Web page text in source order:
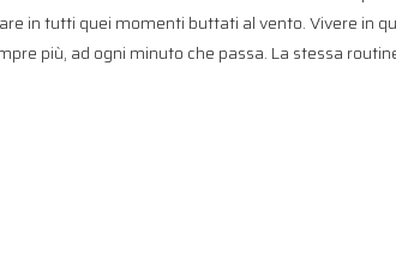
in tutti quei momenti buttati al vento. Vivere in
più, ad ogni minuto che passa. La stessa